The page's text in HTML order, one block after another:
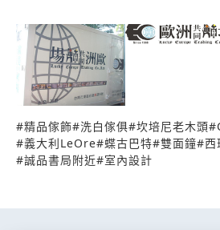
#精品傢飾#洗白傢俱#坎培尼老木頭#
#義大利LeOre#蝶古巴特#雙面鐘#西
#誠品書局附近#室內設計